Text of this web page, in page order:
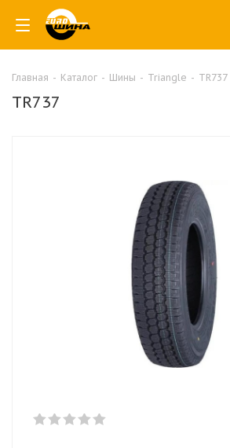
Главная - Каталог - Шины - Triangle - TR737
TR737